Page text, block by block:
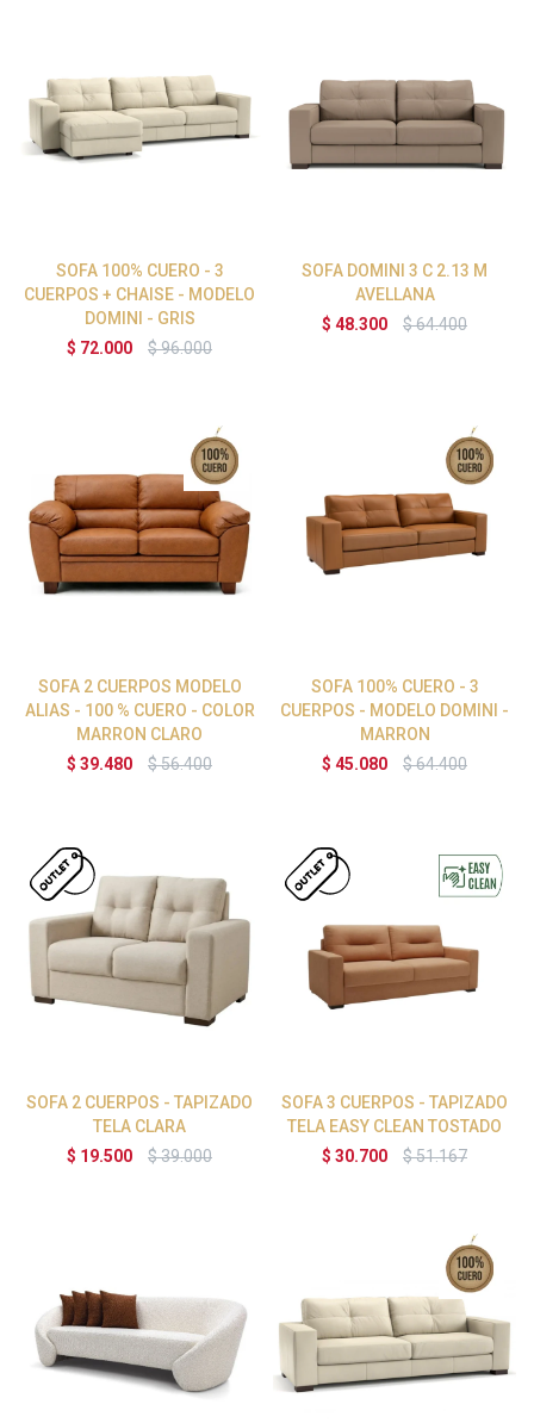
SOFA 100% CUERO - 3
CUERPOS + CHAISE - MODELO
DOMINI - GRIS
$ 72.000 $96.000
SOFA DOMINI 3 C 2.13 M
AVELLANA
$ 48.300 $64.400
SOFA 2 CUERPOS MODELO
ALIAS - 100 % CUERO - COLOR
MARRON CLARO
$ 39.480 $56.400
SOFA 100% CUERO - 3
CUERPOS - MODELO DOMINI -
MARRON
$ 45.080 $64.400
SOFA 2 CUERPOS - TAPIZADO
TELA CLARA
$ 19.500 $39.000
SOFA 3 CUERPOS - TAPIZADO
TELA EASY CLEAN TOSTADO
$ 30.700 $51.167